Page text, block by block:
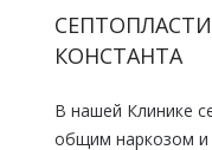
КОНСТАНТА
В нашей Клинике
общим наркозом и